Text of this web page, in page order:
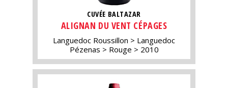
CUVÉE BALTAZAR
ALIGNAN DU VENT CÉPAGES
Languedoc Roussillon
Languedoc
Pézenas
Rouge 2010